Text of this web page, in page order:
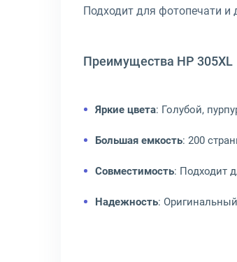
Подходит для фотопечати и
Преимущества HP 305XL
Яркие цвета: Голубой,
Большая емкость: 200
Совместимость: Подходит
Надежность: